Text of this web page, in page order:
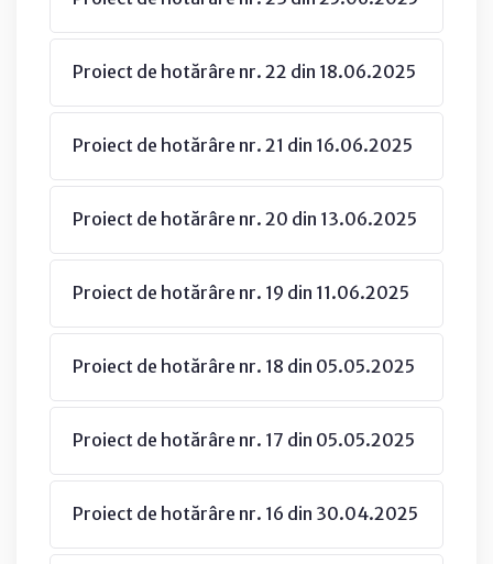
Proiect de hotărâre nr. 22 din 18.06.2025
Proiect de hotărâre nr. 21 din 16.06.2025
Proiect de hotărâre nr. 20 din 13.06.2025
Proiect de hotărâre nr. 19 din 11.06.2025
Proiect de hotărâre nr. 18 din 05.05.2025
Proiect de hotărâre nr. 17 din 05.05.2025
Proiect de hotărâre nr. 16 din 30.04.2025